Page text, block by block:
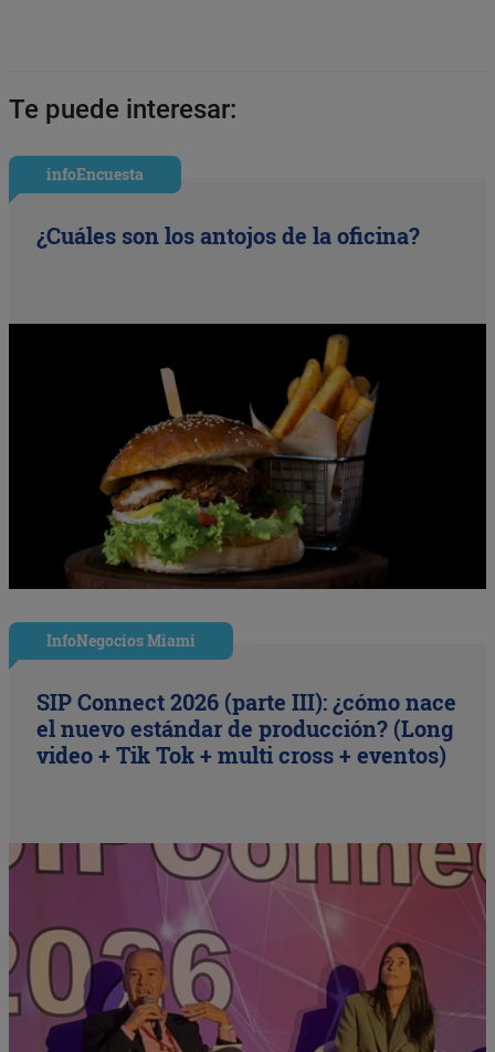
Te puede interesar:
infoEncuesta
¿Cuáles son los antojos de la oficina?
InfoNegocios Miami
SIP Connect 2026 (parte III): ¿cómo nace
el nuevo estándar de producción? (Long
video + Tik Tok + multi cross + eventos)